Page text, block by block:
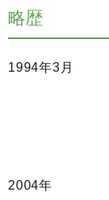
略歴
1994年3月
2004年